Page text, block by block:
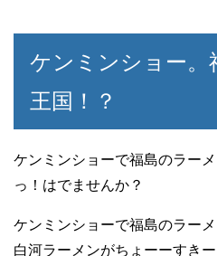
ケンミンショー。
王国！？
ケンミンショーで福島のラー
っ！はでませんか？
ケンミンショーで福島のラー
白河ラーメンがちょーーすき